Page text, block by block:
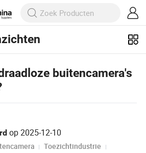
artikelen op
buitencamera's
op2025-12-10
Toezichtindustrie